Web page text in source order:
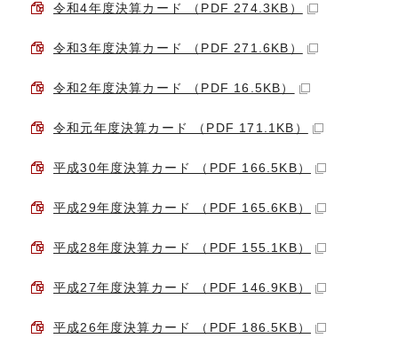
令和4年度決算カード （PDF 274.3KB）
令和3年度決算カード （PDF 271.6KB）
令和2年度決算カード （PDF 16.5KB）
令和元年度決算カード （PDF 171.1KB）
平成30年度決算カード （PDF 166.5KB）
平成29年度決算カード （PDF 165.6KB）
平成28年度決算カード （PDF 155.1KB）
平成27年度決算カード （PDF 146.9KB）
平成26年度決算カード （PDF 186.5KB）